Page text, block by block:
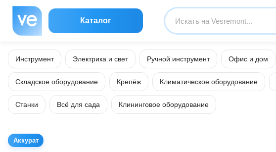
Каталог
Инструмент Электрика и свет Ручной инструмент Офис и дом
Складское оборудование Крепёж Климатическое оборудование
Станки Всё для сада Клининговое оборудование
Аккурат